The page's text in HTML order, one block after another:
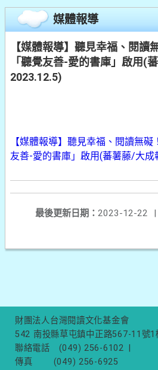
媒體報導
【媒體報導】聽見幸福、閱讀
「聽覺友善-愛的書庫」啟用(
2023.12.5)
【媒體報導】聽見幸福、閱讀無
友善-愛的書庫」啟用(蕃薯藤/大成
最後更新日期： 2023-12-22
|
財團法人台灣閱讀文化基金會
542 南投縣草屯鎮中正路567-11號1
聯絡電話
(049) 256-6102
傳真
(049) 256-6925